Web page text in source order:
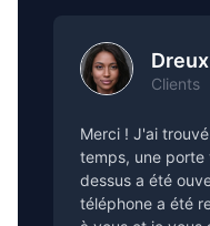
Clients
Merci ! J'ai
temps, une porte
dessus a été
téléphone a été